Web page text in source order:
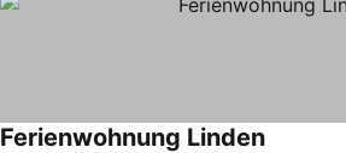
Ferienwohnung Linden